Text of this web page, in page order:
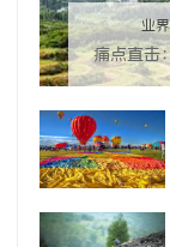
业
痛点直击
环保母